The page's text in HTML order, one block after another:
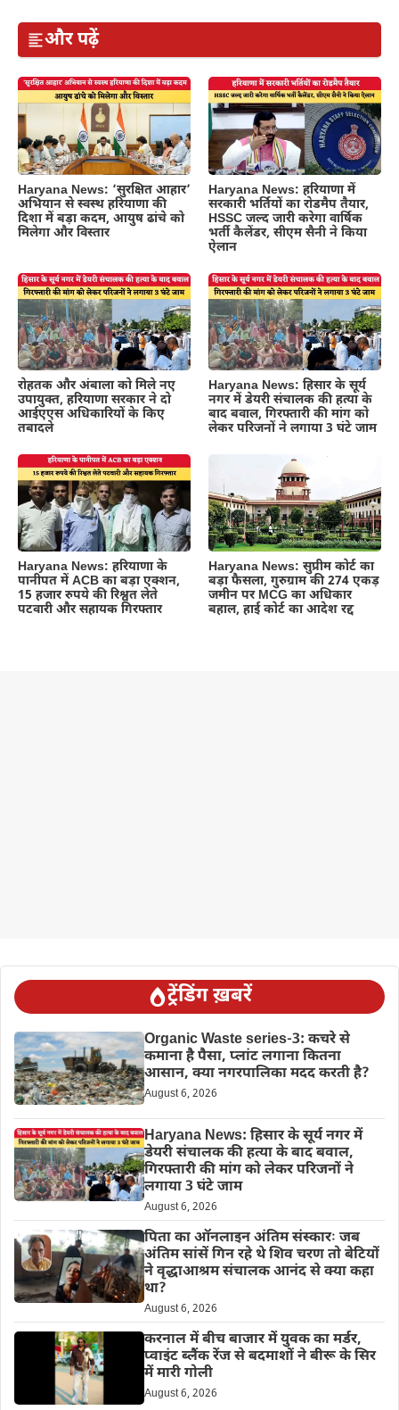
और पढ़ें
Haryana News: ‘सुरक्षित आहार’
अभियान से स्वस्थ हरियाणा की
दिशा में बड़ा कदम, आयुष ढांचे को
मिलेगा और विस्तार
Haryana News: हरियाणा में
सरकारी भर्तियों का रोडमैप तैयार,
HSSC जल्द जारी करेगा वार्षिक
भर्ती कैलेंडर, सीएम सैनी ने किया
ऐलान
रोहतक और अंबाला को मिले नए
उपायुक्त, हरियाणा सरकार ने दो
आईएएस अधिकारियों के किए
तबादले
Haryana News: हिसार के सूर्य
नगर में डेयरी संचालक की हत्या के
बाद बवाल, गिरफ्तारी की मांग को
लेकर परिजनों ने लगाया 3 घंटे जाम
Haryana News: हरियाणा के
पानीपत में ACB का बड़ा एक्शन,
15 हजार रुपये की रिश्वत लेते
पटवारी और सहायक गिरफ्तार
Haryana News: सुप्रीम कोर्ट का
बड़ा फैसला, गुरुग्राम की 274 एकड़
जमीन पर MCG का अधिकार
बहाल, हाई कोर्ट का आदेश रद्द
ट्रेंडिंग ख़बरें
Organic Waste series-3: कचरे से
कमाना है पैसा, प्लांट लगाना कितना
आसान, क्या नगरपालिका मदद करती है?
August 6, 2026
Haryana News: हिसार के सूर्य नगर में
डेयरी संचालक की हत्या के बाद बवाल,
गिरफ्तारी की मांग को लेकर परिजनों ने
लगाया 3 घंटे जाम
August 6, 2026
पिता का ऑनलाइन अंतिम संस्कारः जब
अंतिम सांसें गिन रहे थे शिव चरण तो बेटियों
ने वृद्धाआश्रम संचालक आनंद से क्या कहा
था?
August 6, 2026
करनाल में बीच बाजार में युवक का मर्डर,
प्वाइंट ब्लैंक रेंज से बदमाशों ने बीरू के सिर
में मारी गोली
August 6, 2026